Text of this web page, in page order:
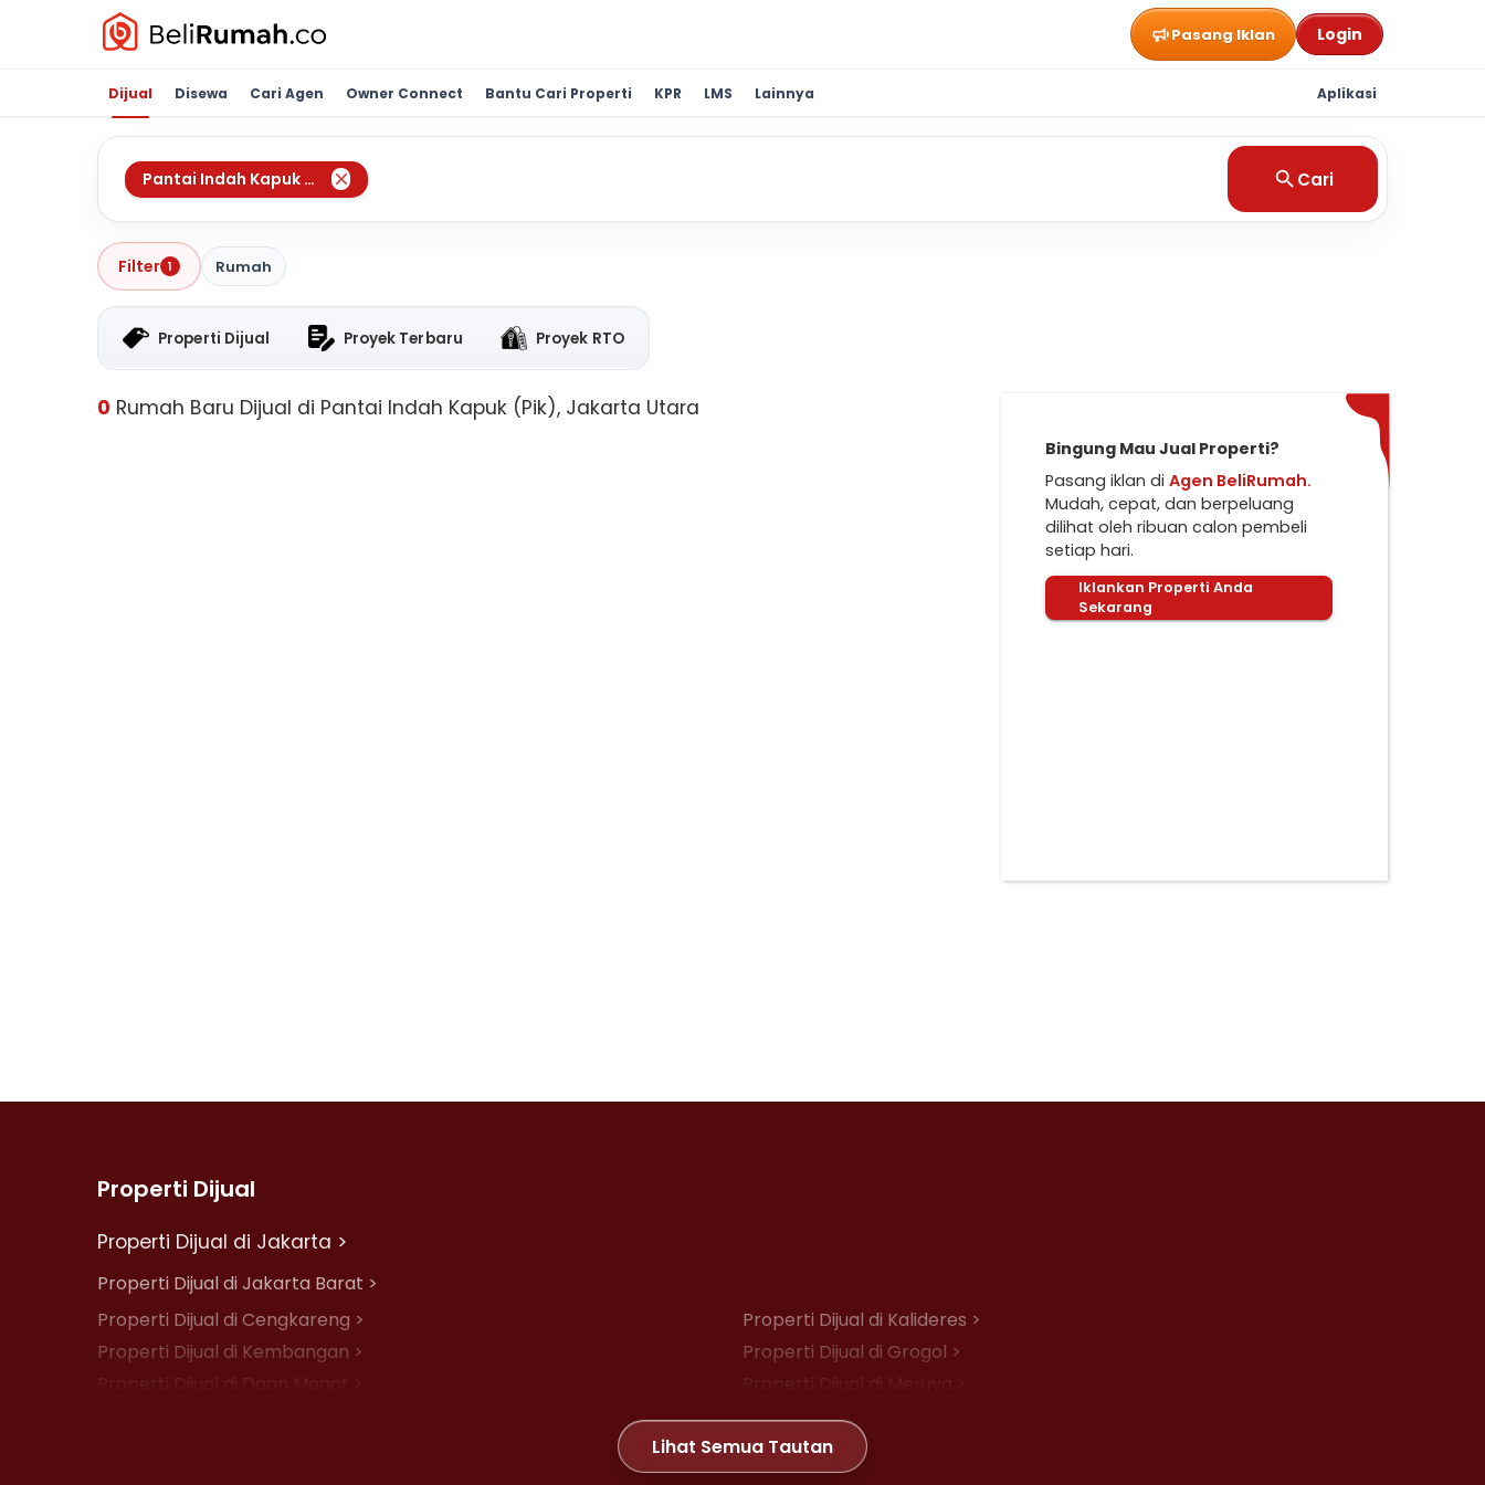
Pasang Iklan Login
Dijual Disewa Cari Agen Owner Connect Bantu Cari Properti KPR LMS Lainnya Aplikasi
Pantai Indah Kapuk (Pik) ,Jakarta Utara Cari
Filter 1 Rumah
Properti Dijual Proyek Terbaru Proyek RTO
0 Rumah Baru Dijual di Pantai Indah Kapuk (Pik), Jakarta Utara
Bingung Mau Jual Properti?
Pasang iklan di Agen BeliRumah.
Mudah, cepat, dan berpeluang
dilihat oleh ribuan calon pembeli
setiap hari.
Iklankan Properti Anda
Sekarang
Properti Dijual
Properti Dijual di Jakarta >
Properti Dijual di Jakarta Barat >
Properti Dijual di Cengkareng >
Properti Dijual di Kalideres >
Properti Dijual di Kembangan >
Properti Dijual di Grogol >
Properti Dijual di Daan Mogot >
Properti Dijual di Meruya >
Properti Dijual di Joglo >
Lihat Semua Tautan